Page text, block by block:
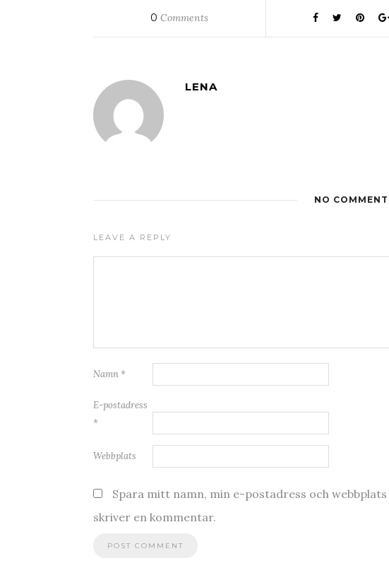
0 Comments
LENA
NO
LEAVE A REPLY
Namn *
E-postadress
*
Webbplats
Spara mitt namn, min e-postadress och
skriver en kommentar.